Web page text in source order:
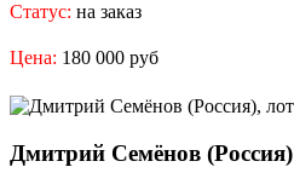
Статус: на заказ
Цена: 180 000 руб
Дмитрий Семёнов (Россия)